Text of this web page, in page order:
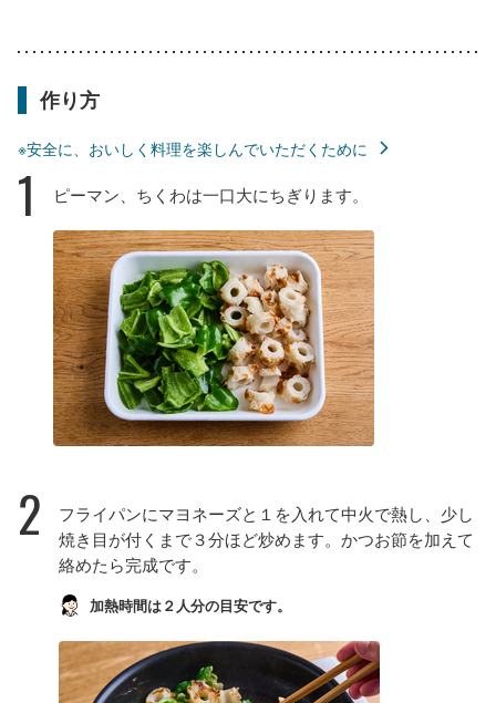
作り方
※安全に、おいしく料理を楽しんでいただくために
1 ピーマン、ちくわは一口大にちぎります。
2
フライパンにマヨネーズと１を入れて中火で熱し、少し
焼き目が付くまで３分ほど炒めます。かつお節を加えて
絡めたら完成です。
加熱時間は２人分の目安です。